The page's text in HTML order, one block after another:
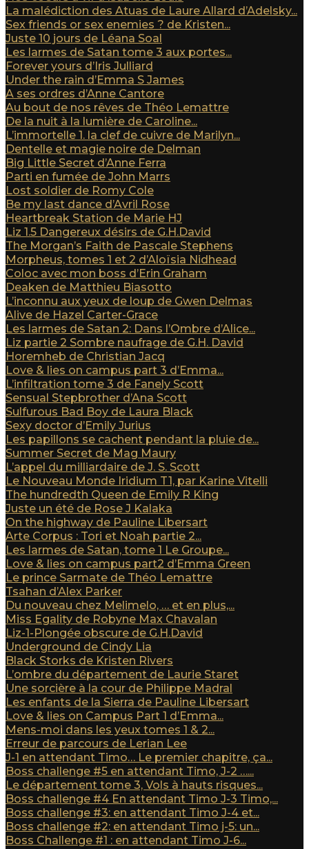
La malédiction des Atuas de Laure Allard d’Adelsky...
Sex friends or sex enemies ? de Kristen...
Juste 10 jours de Léana Soal
Les larmes de Satan tome 3 aux portes...
Forever yours d’Iris Julliard
Under the rain d’Emma S James
A ses ordres d’Anne Cantore
Au bout de nos rêves de Théo Lemattre
De la nuit à la lumière de Caroline...
L’immortelle 1. la clef de cuivre de Marilyn...
Dentelle et magie noire de Delman
Big Little Secret d’Anne Ferra
Parti en fumée de John Marrs
Lost soldier de Romy Cole
Be my last dance d’Avril Rose
Heartbreak Station de Marie HJ
Liz 1.5 Dangereux désirs de G.H.David
The Morgan’s Faith de Pascale Stephens
Morpheus, tomes 1 et 2 d’Aloïsia Nidhead
Coloc avec mon boss d’Erin Graham
Deaken de Matthieu Biasotto
L’inconnu aux yeux de loup de Gwen Delmas
Alive de Hazel Carter-Grace
Les larmes de Satan 2: Dans l’Ombre d’Alice...
Liz partie 2 Sombre naufrage de G.H. David
Horemheb de Christian Jacq
Love & lies on campus part 3 d’Emma...
L’infiltration tome 3 de Fanely Scott
Sensual Stepbrother d’Ana Scott
Sulfurous Bad Boy de Laura Black
Sexy doctor d’Emily Jurius
Les papillons se cachent pendant la pluie de...
Summer Secret de Mag Maury
L’appel du milliardaire de J. S. Scott
Le Nouveau Monde Iridium T1, par Karine Vitelli
The hundredth Queen de Emily R King
Juste un été de Rose J Kalaka
On the highway de Pauline Libersart
Arte Corpus : Tori et Noah partie 2...
Les larmes de Satan, tome 1 Le Groupe...
Love & lies on campus part2 d’Emma Green
Le prince Sarmate de Théo Lemattre
Tsahan d’Alex Parker
Du nouveau chez Melimelo, … et en plus,...
Miss Egality de Robyne Max Chavalan
Liz-1-Plongée obscure de G.H.David
Underground de Cindy Lia
Black Storks de Kristen Rivers
L’ombre du département de Laurie Staret
Une sorcière à la cour de Philippe Madral
Les enfants de la Sierra de Pauline Libersart
Love & lies on Campus Part 1 d’Emma...
Mens-moi dans les yeux tomes 1 & 2...
Erreur de parcours de Lerian Lee
J-1 en attendant Timo… Le premier chapitre, ça...
Boss challenge #5 en attendant Timo, J-2 …...
Le département tome 3, Vols à hauts risques...
Boss challenge #4 En attendant Timo J-3 Timo,...
Boss challenge #3: en attendant Timo J-4 et...
Boss challenge #2: en attendant Timo j-5: un...
Boss Challenge #1 : en attendant Timo J-6...